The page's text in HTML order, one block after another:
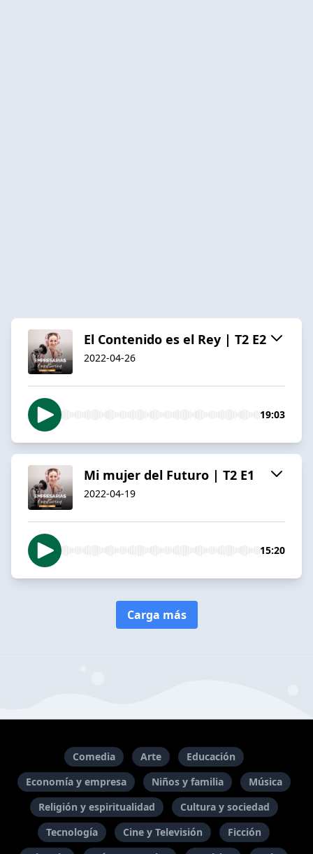
El Contenido es el Rey | T2 E2
2022-04-26
19:03
Mi mujer del Futuro | T2 E1
2022-04-19
15:20
Carga más
Comedia Arte
Educación
Economía y empresa
Niños y familia
Música
Religión y espiritualidad
Cultura y sociedad
Tecnología
Cine y Televisión
Ficción